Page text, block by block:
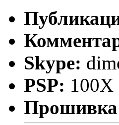
Skype:
PSP: 100X